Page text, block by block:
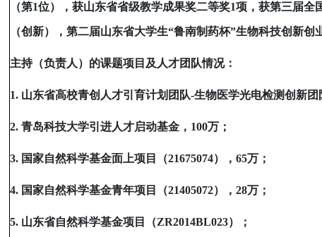
（第1位），获山东省省级教学成果奖二等奖1项，获第三届全
（创新），第二届山东省大学生“鲁南制药杯”生物科技创新创
主持（负责人）的课题项目及人才团队情况：
1. 山东省高校青创人才引育计划团队-生物医学光电检测创新团
2. 青岛科技大学引进人才启动基金， 100万；
3. 国家自然科学基金面上项目（21675074）， 65万；
4. 国家自然科学基金青年项目（21405072）， 28万；
5. 山东省自然科学基金项目（ZR2014BL023）；